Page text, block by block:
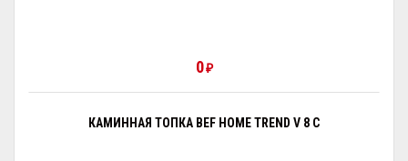
0 ₽
КАМИННАЯ ТОПКА BEF HOME TREND V 8 C